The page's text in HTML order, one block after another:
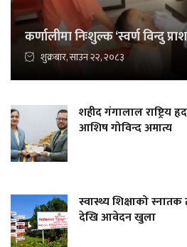
कर्णालीमा निःशुल्क ‘स्वर्ण विन्दु
शुक्रबार, साउन २२, २०८३
शहीद गंगालाल राष्ट्रिय
आशिष गोविन्द अमात्य
स्वास्थ्य शिक्षाको स्नातक
देखि आवेदन खुला